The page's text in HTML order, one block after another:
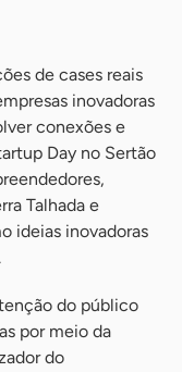
de cases reais
inovadoras
conexões e
Day no Sertão
Talhada e
ideias inovadoras
do público
por meio da
do